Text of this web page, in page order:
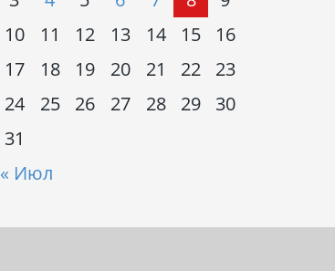
« Июл
10
11 12 13 14 15
16
17
18 19 20 21 22
23
24
25 26 27 28 29
30
31